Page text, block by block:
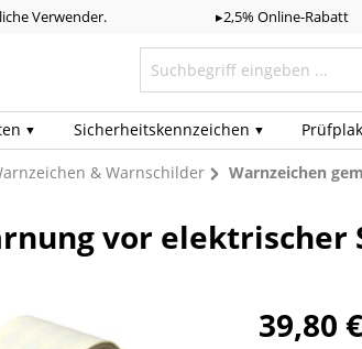
Verwender. ▸2,5% Online-Rabatt
Sicherheits­kennzeichen
& Warnschilder Warnzeichen
vor elektrischer
39,80 €